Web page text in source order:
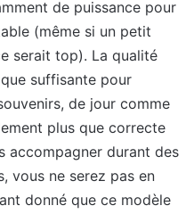
de puissance pour
(même si un petit
serait top). La qualité
suffisante pour
de jour comme
plus que correcte
accompagner durant des
vous ne serez pas en
donné que ce modèle